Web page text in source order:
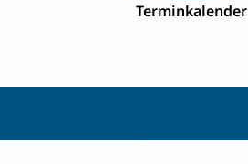
Terminkalender